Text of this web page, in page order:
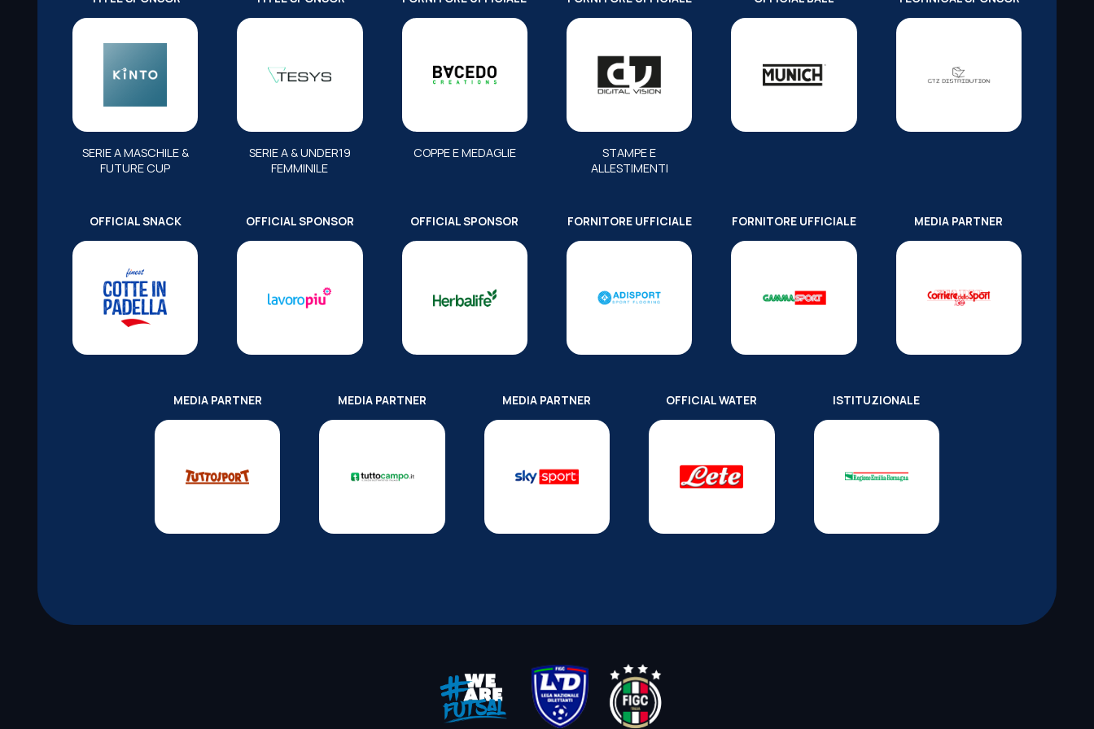
SERIE A MASCHILE &
FUTURE CUP
SERIE A & UNDER19
FEMMINILE
COPPE E MEDAGLIE
STAMPE E
ALLESTIMENTI
OFFICIAL SNACK OFFICIAL SPONSOR OFFICIAL SPONSOR FORNITORE UFFICIALE FORNITORE UFFICIALE MEDIA PARTNER
MEDIA PARTNER MEDIA PARTNER MEDIA PARTNER OFFICIAL WATER ISTITUZIONALE